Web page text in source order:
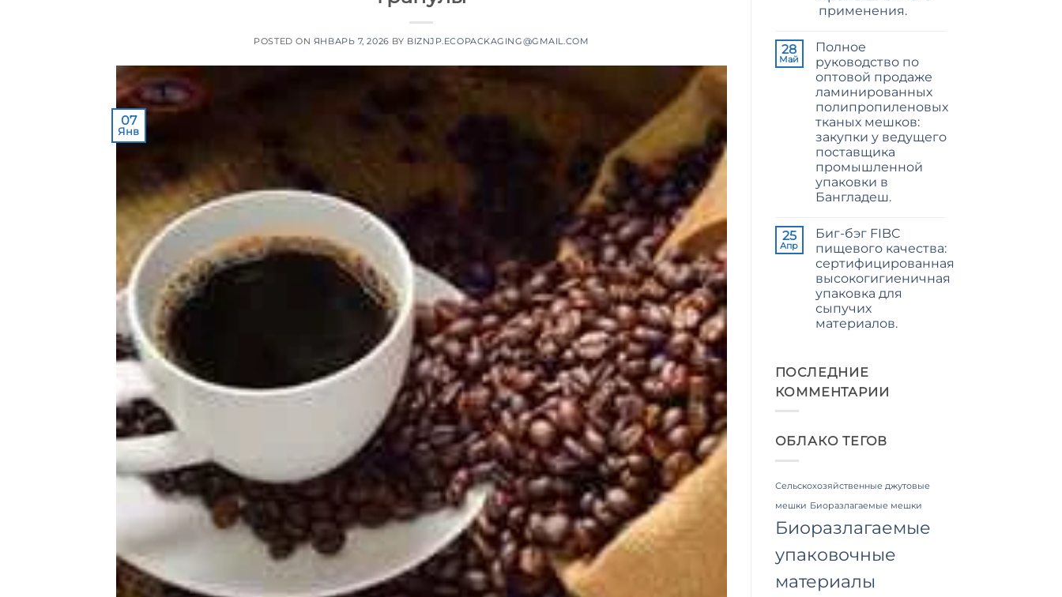
POSTED ON ЯНВАРЬ 7, 2026 BY BIZNJP.ECOPACKAGING@GMAIL.COM
07
Янв
применения.
записи
24/3
CB
Grade
Jute
Yarn:
Premium
Quality
for
Weaving,
Packaging
and
Industrial
Applications
28
Май
Полное
руководство по
оптовой продаже
ламинированных
полипропиленовых
тканых мешков:
закупки у ведущего
поставщика
промышленной
упаковки в
Бангладеш.
записи
The
Ultimate
Guide
to
Laminated
PP
Woven
Bags
Wholesale:
Premier
Industrial
Packaging
Supplier
25
Апр
Биг-бэг FIBC
пищевого качества:
сертифицированная
высокогигиеничная
упаковка для
сыпучих
материалов.
Food
Grade
FIBC
Bag:
Bulk
ПОСЛЕДНИЕ
КОММЕНТАРИИ
ОБЛАКО ТЕГОВ
Сельскохозяйственные джутовые
мешки Биоразлагаемые мешки
Биоразлагаемые
упаковочные
материалы